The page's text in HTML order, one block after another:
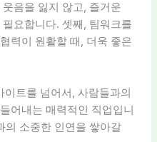
음을 잃지 않고, 즐거운
요합니다. 셋째, 팀워크를
력이 원활할 때, 더욱 좋은
트를 넘어서, 사람들과의
어내는 매력적인 직업입니
의 소중한 인연을 쌓아갈